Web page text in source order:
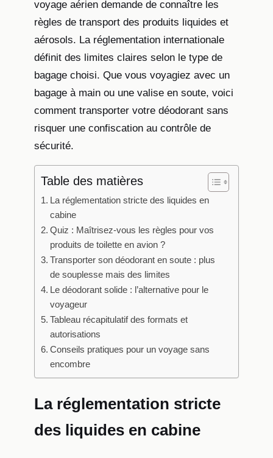
voyage aérien demande de connaître les
règles de transport des produits liquides et
aérosols. La réglementation internationale
définit des limites claires selon le type de
bagage choisi. Que vous voyagiez avec un
bagage à main ou une valise en soute, voici
comment transporter votre déodorant sans
risquer une confiscation au contrôle de
sécurité.
Table des matières
La réglementation stricte des liquides en
cabine
Quiz : Maîtrisez-vous les règles pour vos
produits de toilette en avion ?
Transporter son déodorant en soute : plus
de souplesse mais des limites
Le déodorant solide : l’alternative pour le
voyageur
Tableau récapitulatif des formats et
autorisations
Conseils pratiques pour un voyage sans
encombre
La réglementation stricte
des liquides en cabine